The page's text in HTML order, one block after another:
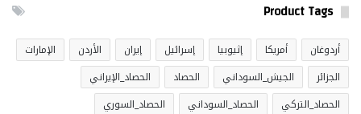
Product Tags
أردوغان أمريكا إثيوبيا إسرائيل إيران الأردن
الإمارات
الجزائر
الجيش_السوداني الحصاد
الحصاد_الإيراني
الحصاد_التركي
الحصاد_السوداني
الحصاد_السوري